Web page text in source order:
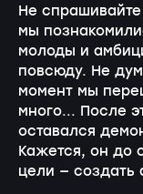
Не спрашива
мы
молоды и
повсюду. Не
момент мы
много... После
оставался
Кажется, он до
цели —